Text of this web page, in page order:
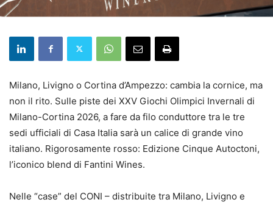
Milano, Livigno o Cortina d’Ampezzo: cambia la cornice, ma
non il rito. Sulle piste dei XXV Giochi Olimpici Invernali di
Milano-Cortina 2026, a fare da filo conduttore tra le tre
sedi ufficiali di Casa Italia sarà un calice di grande vino
italiano. Rigorosamente rosso: Edizione Cinque Autoctoni,
l’iconico blend di Fantini Wines.
Nelle “case” del CONI – distribuite tra Milano, Livigno e